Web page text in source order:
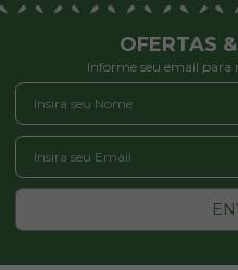
OFERTAS
Informe seu email para